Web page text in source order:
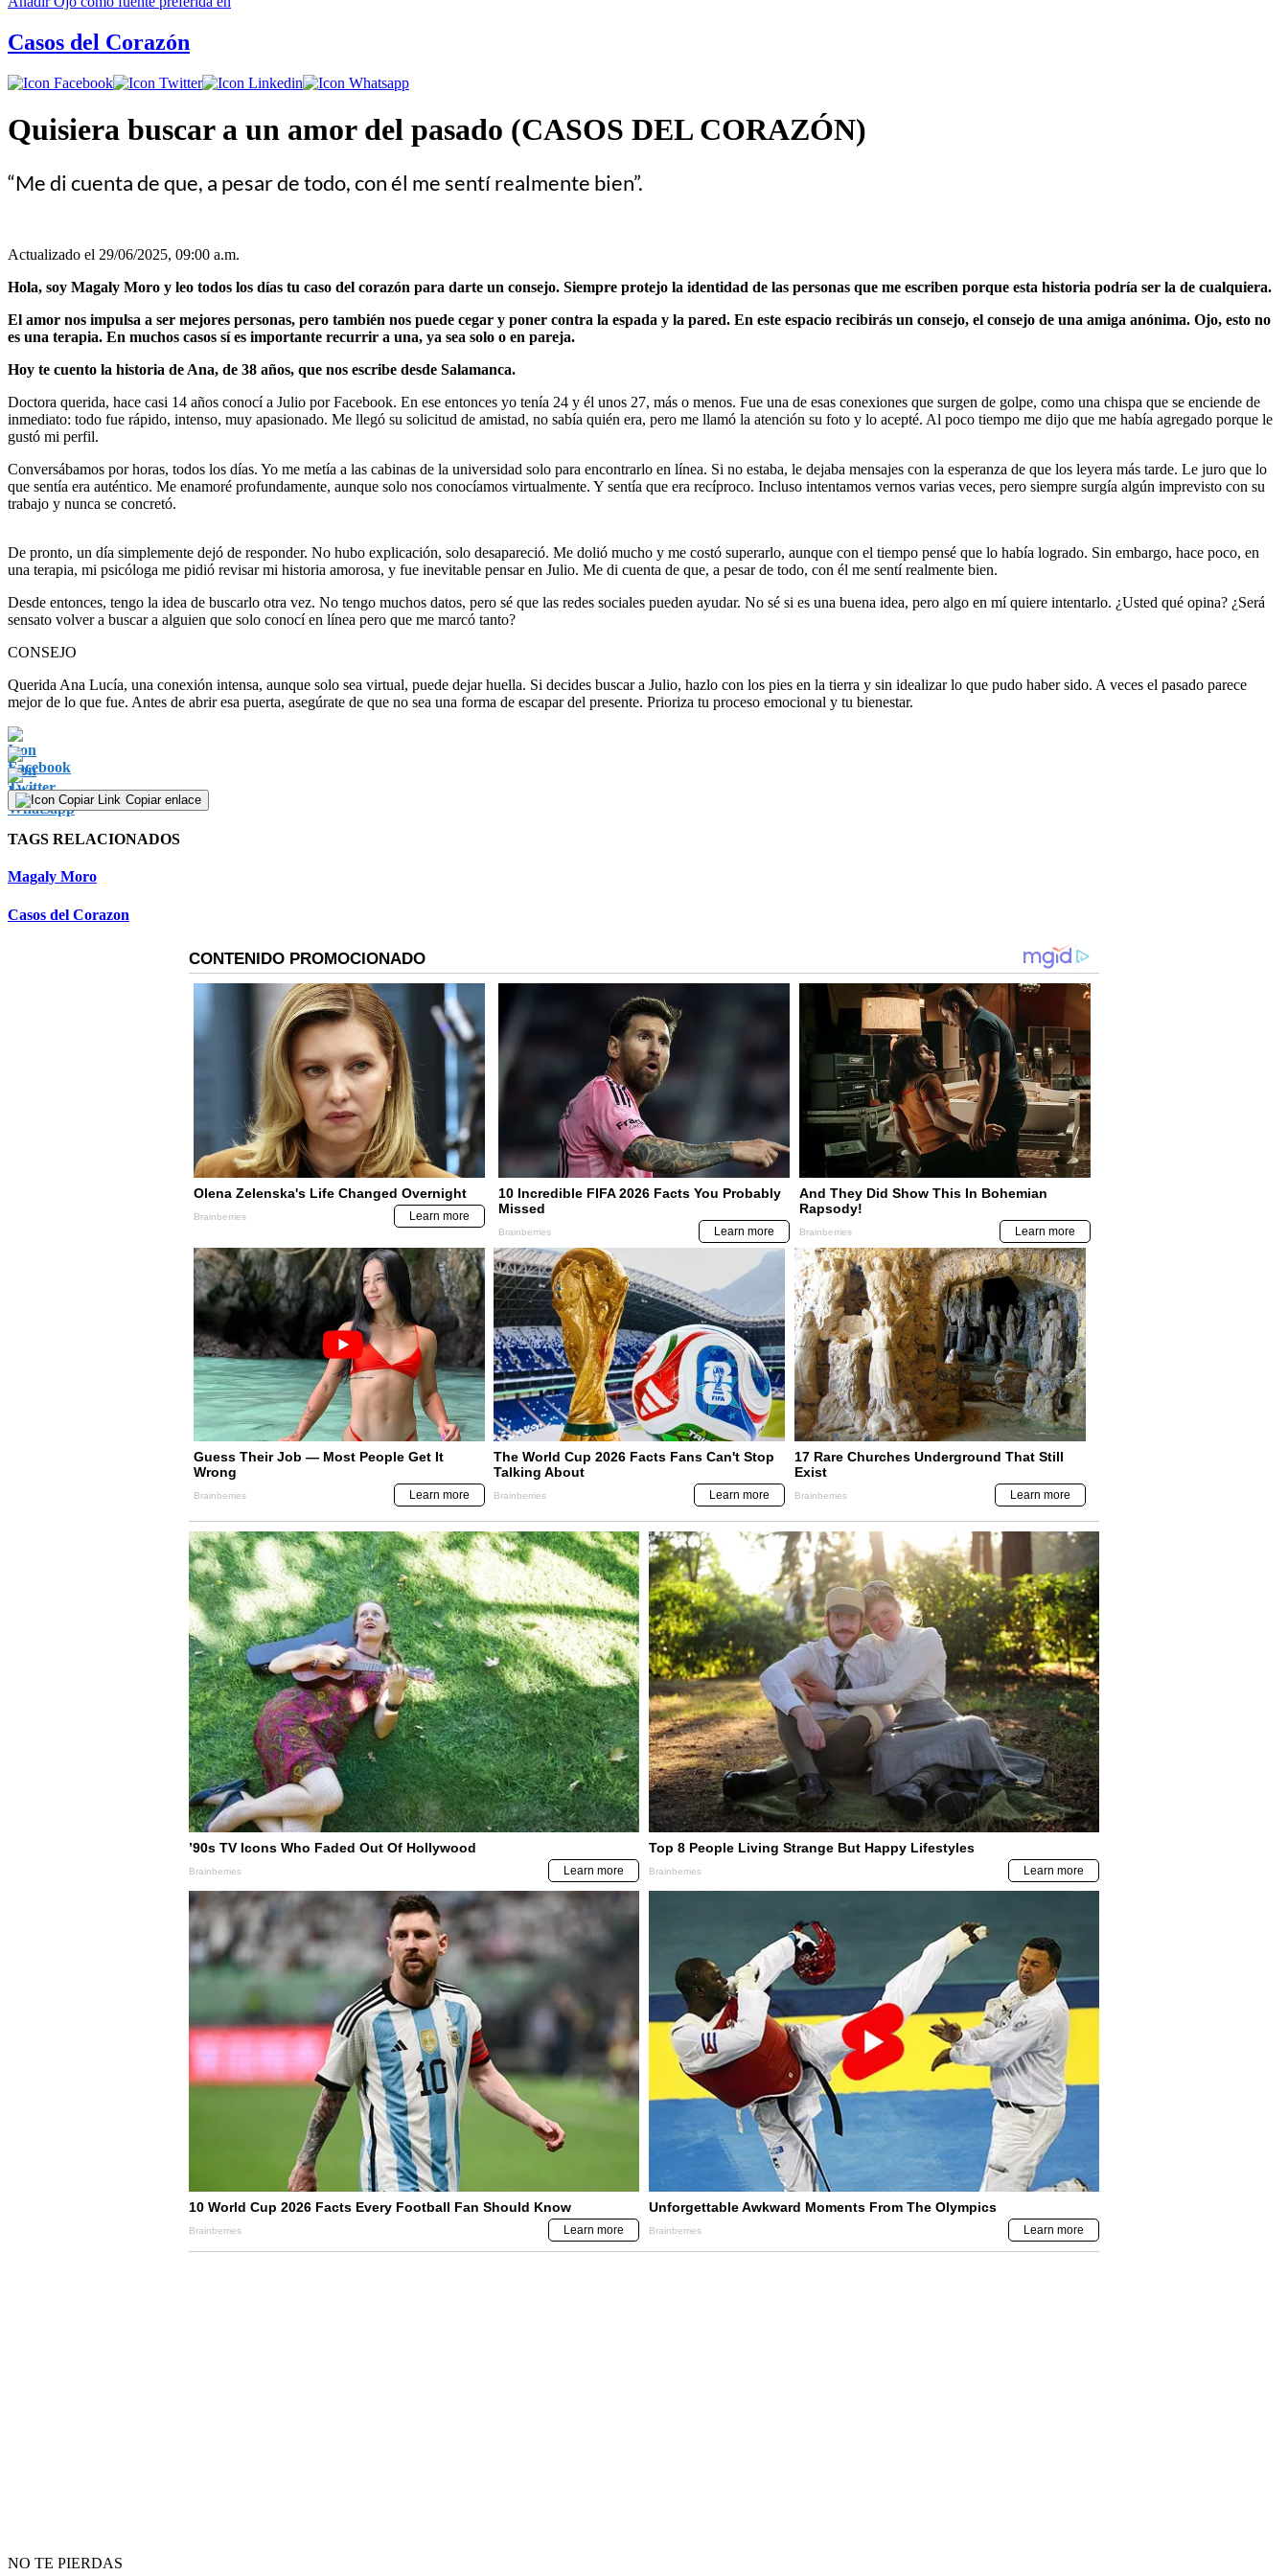
Casos del Corazón
Quisiera buscar a un amor del pasado (CASOS DEL CORAZÓN)
“Me di cuenta de que, a pesar de todo, con él me sentí realmente bien”.
Actualizado el 29/06/2025, 09:00 a.m.
Hola, soy Magaly Moro y leo todos los días tu caso del corazón para darte un consejo. Siempre protejo la identidad de las personas que me escriben porque esta historia podría ser la de cualquiera.
El amor nos impulsa a ser mejores personas, pero también nos puede cegar y poner contra la espada y la pared. En este espacio recibirás un consejo, el consejo de una amiga anónima. Ojo, esto no
es una terapia. En muchos casos sí es importante recurrir a una, ya sea solo o en pareja.
Hoy te cuento la historia de Ana, de 38 años, que nos escribe desde Salamanca.
Doctora querida, hace casi 14 años conocí a Julio por Facebook. En ese entonces yo tenía 24 y él unos 27, más o menos. Fue una de esas conexiones que surgen de golpe, como una chispa que se enciende de
inmediato: todo fue rápido, intenso, muy apasionado. Me llegó su solicitud de amistad, no sabía quién era, pero me llamó la atención su foto y lo acepté. Al poco tiempo me dijo que me había agregado porque le
gustó mi perfil.
Conversábamos por horas, todos los días. Yo me metía a las cabinas de la universidad solo para encontrarlo en línea. Si no estaba, le dejaba mensajes con la esperanza de que los leyera más tarde. Le juro que lo
que sentía era auténtico. Me enamoré profundamente, aunque solo nos conocíamos virtualmente. Y sentía que era recíproco. Incluso intentamos vernos varias veces, pero siempre surgía algún imprevisto con su
trabajo y nunca se concretó.
De pronto, un día simplemente dejó de responder. No hubo explicación, solo desapareció. Me dolió mucho y me costó superarlo, aunque con el tiempo pensé que lo había logrado. Sin embargo, hace poco, en
una terapia, mi psicóloga me pidió revisar mi historia amorosa, y fue inevitable pensar en Julio. Me di cuenta de que, a pesar de todo, con él me sentí realmente bien.
Desde entonces, tengo la idea de buscarlo otra vez. No tengo muchos datos, pero sé que las redes sociales pueden ayudar. No sé si es una buena idea, pero algo en mí quiere intentarlo. ¿Usted qué opina? ¿Será
sensato volver a buscar a alguien que solo conocí en línea pero que me marcó tanto?
CONSEJO
Querida Ana Lucía, una conexión intensa, aunque solo sea virtual, puede dejar huella. Si decides buscar a Julio, hazlo con los pies en la tierra y sin idealizar lo que pudo haber sido. A veces el pasado parece
mejor de lo que fue. Antes de abrir esa puerta, asegúrate de que no sea una forma de escapar del presente. Prioriza tu proceso emocional y tu bienestar.
Copiar enlace
TAGS RELACIONADOS
Magaly Moro
Casos del Corazon
NO TE PIERDAS